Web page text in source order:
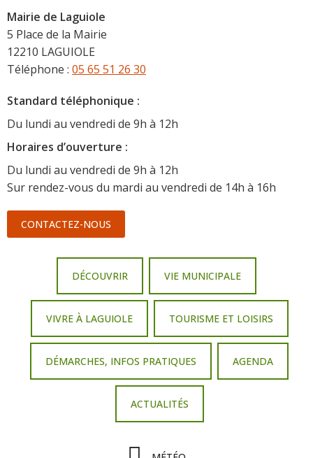
Mairie de Laguiole
5 Place de la Mairie
12210 LAGUIOLE
Téléphone : 05 65 51 26 30
Standard téléphonique :
Du lundi au vendredi de 9h à 12h
Horaires d’ouverture :
Du lundi au vendredi de 9h à 12h
Sur rendez-vous du mardi au vendredi de 14h à 16h
CONTACTEZ-NOUS
DÉCOUVRIR VIE MUNICIPALE
VIVRE À LAGUIOLE TOURISME ET LOISIRS
DÉMARCHES, INFOS PRATIQUES AGENDA
ACTUALITÉS